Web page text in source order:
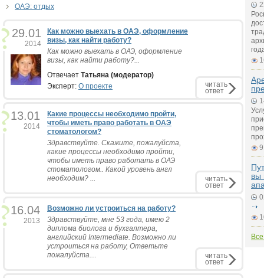
ОАЭ: отдых
29.01
2014
Как можно выехать в ОАЭ, оформление
визы, как найти работу?
Как можно выехать в ОАЭ, оформление
визы, как найти работу?...
Отвечает Татьяна (модератор)
Эксперт: О проекте читать
ответ
13.01
2014
Какие процессы необходимо пройти,
чтобы иметь право работать в ОАЭ
стоматологом?
Здравствуйте. Скажите, пожалуйста,
какие процессы необходимо пройти,
чтобы иметь право работать в ОАЭ
стоматологом.. Какой уровень англ
необходим? ...
читать
ответ
16.04
2013
Возможно ли устроиться на работу?
Здравствуйте, мне 53 года, имею 2
диплома биолога и бухгалтера,
английский Intermediate. Возможно ли
устроиться на работу, Ответьте
пожалуйста....
читать
ответ
вы